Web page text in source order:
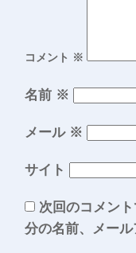
コメント ※
名前 ※
メール ※
サイト
次回のコメン
分の名前、メール